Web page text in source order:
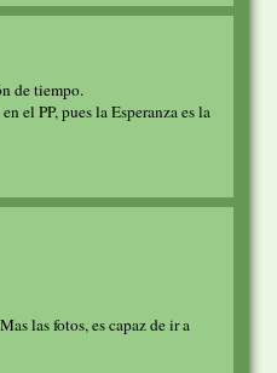
de tiempo.
el PP, pues la Esperanza es la
las fotos, es capaz de ir a